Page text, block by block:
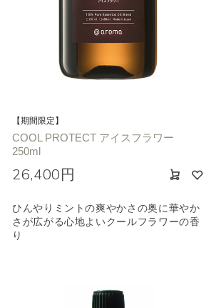
【期間限定】
COOL PROTECT アイスフラワー
250ml
26,400円
ひんやりミントの爽やかさの奥に華やか
さが広がる心地よいクールフラワーの香
り